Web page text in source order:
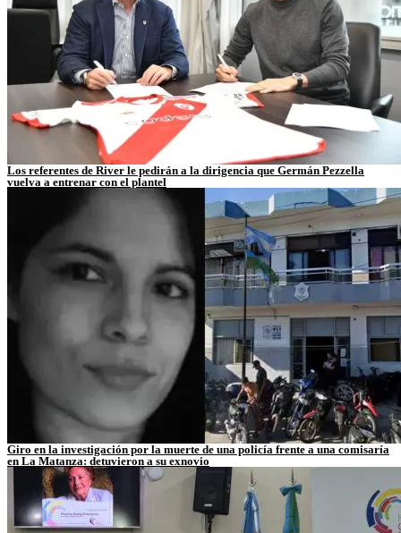
Los referentes de River le pedirán a la dirigencia que Germán Pezzella
vuelva a entrenar con el plantel
Giro en la investigación por la muerte de una policía frente a una comisaría
en La Matanza: detuvieron a su exnovio